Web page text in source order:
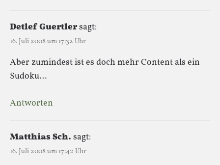
Detlef Guertlersagt:
16. Juli 2008 um 17:32 Uhr
Aber zumindest ist es doch mehr Content als ein
Sudoku…
Antworten
Matthias Sch. sagt:
16. Juli 2008 um 17:42 Uhr